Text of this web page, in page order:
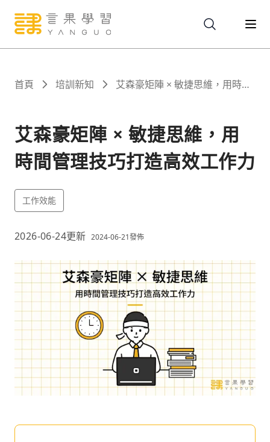
關於
課程
報名
文章
首頁 培訓新知
艾森豪矩陣 × 敏捷思維，用時間
艾森豪矩陣 × 敏捷思維，用
時間管理技巧打造高效工作力
工作效能
2026-06-24更新 2024-06-21發佈